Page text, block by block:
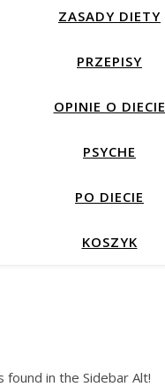
ZASADY DIETY
PRZEPISY
OPINIE O DIECIE
PSYCHE
PO DIECIE
KOSZYK
found in the Sidebar Alt!